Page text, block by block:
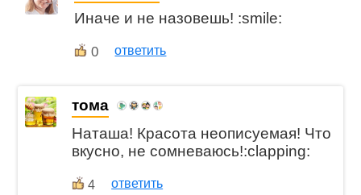
Иначе и не назовешь! :smile:
0 ответить
тома
Наташа! Красота неописуемая! Что
вкусно, не сомневаюсь!:clapping:
4 ответить